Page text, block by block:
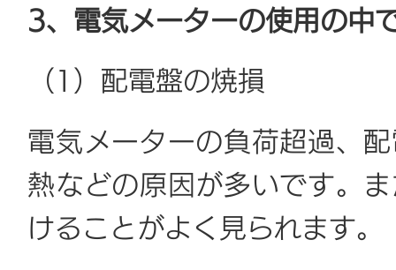
3、電気メーターの使用の中
（1）配電盤の焼損
電気メーターの負荷超過、
熱などの原因が多いです。
けることがよく見られます。